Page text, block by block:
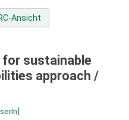
Ansicht
for sustainable
approach /